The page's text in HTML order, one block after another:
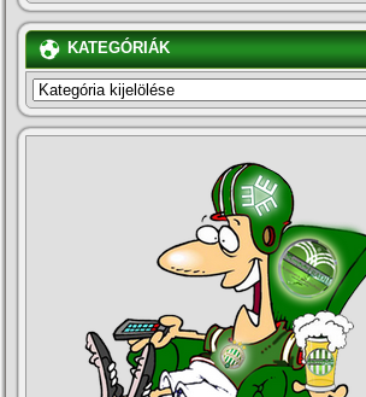
KATEGÓRIÁK
KATEGÓRIÁK